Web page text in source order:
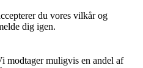
du vores vilkår og
dig igen.
modtager muligvis en andel af